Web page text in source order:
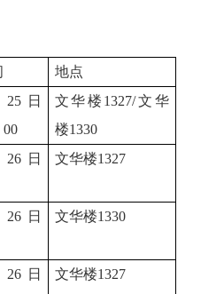
地点
25 日
00
文华楼 1327/文华
楼1330
26 日
文华楼1327
26 日
文华楼1330
26 日
文华楼1327